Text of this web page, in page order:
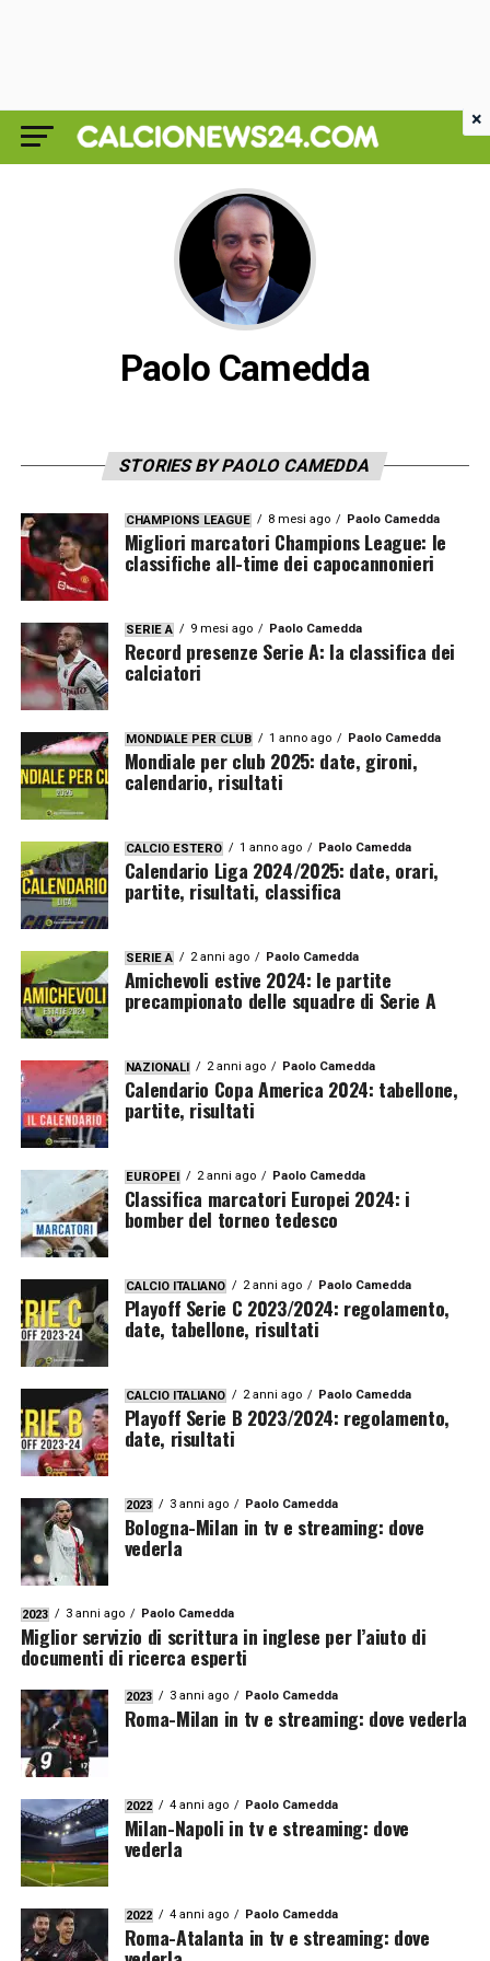
Paolo Camedda
STORIES BY PAOLO CAMEDDA
CHAMPIONS LEAGUE 8 mesi ago Paolo Camedda
Migliori marcatori Champions League: le
classifiche all-time dei capocannonieri
SERIE A 9 mesi ago Paolo Camedda
Record presenze Serie A: la classifica dei
calciatori
MONDIALE PER CLUB 1 anno ago Paolo Camedda
Mondiale per club 2025: date, gironi,
calendario, risultati
CALCIO ESTERO 1 anno ago Paolo Camedda
Calendario Liga 2024/2025: date, orari,
partite, risultati, classifica
SERIE A 2 anni ago Paolo Camedda
Amichevoli estive 2024: le partite
precampionato delle squadre di Serie A
NAZIONALI 2 anni ago Paolo Camedda
Calendario Copa America 2024: tabellone,
partite, risultati
EUROPEI 2 anni ago Paolo Camedda
Classifica marcatori Europei 2024: i
bomber del torneo tedesco
CALCIO ITALIANO 2 anni ago Paolo Camedda
Playoff Serie C 2023/2024: regolamento,
date, tabellone, risultati
CALCIO ITALIANO 2 anni ago Paolo Camedda
Playoff Serie B 2023/2024: regolamento,
date, risultati
2023 3 anni ago Paolo Camedda
Bologna-Milan in tv e streaming: dove
vederla
2023 3 anni ago Paolo Camedda
Miglior servizio di scrittura in inglese per l’aiuto di
documenti di ricerca esperti
2023 3 anni ago Paolo Camedda
Roma-Milan in tv e streaming: dove vederla
2022 4 anni ago Paolo Camedda
Milan-Napoli in tv e streaming: dove
vederla
2022 4 anni ago Paolo Camedda
Roma-Atalanta in tv e streaming: dove
×